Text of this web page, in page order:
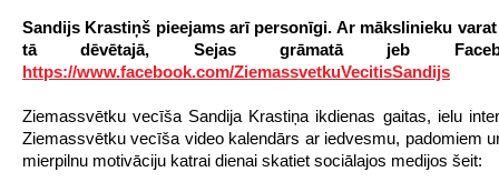
Sandijs Krastiņš pieejams arī personīgi. Ar mākslinieku
tā dēvētajā, Sejas grāmatā jeb
https://www.facebook.com/ZiemassvetkuVecitisSandijs
Ziemassvētku vecīša Sandija Krastiņa ikdienas gaitas, ielu
Ziemassvētku vecīša video kalendārs ar iedvesmu, padomiem
mierpilnu motivāciju katrai dienai skatiet sociālajos medijos šeit: